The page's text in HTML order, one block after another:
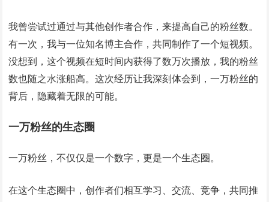
我曾尝试过通过与其他创作者合作，来提高自己的粉丝数。
有一次，我与一位知名博主合作，共同制作了一个短视频。
没想到，这个视频在短时间内获得了数万次播放，我的粉丝
数也随之水涨船高。这次经历让我深刻体会到，一万粉丝的
背后，隐藏着无限的可能。
一万粉丝的生态圈
一万粉丝，不仅仅是一个数字，更是一个生态圈。
在这个生态圈中，创作者们相互学习、交流、竞争，共同推